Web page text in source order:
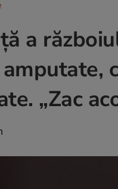
a
„Zac